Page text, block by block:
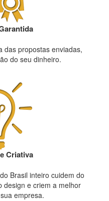
das propostas enviadas,
do seu dinheiro.
Criativa
Brasil inteiro cuidem do
design e criem a melhor
empresa.